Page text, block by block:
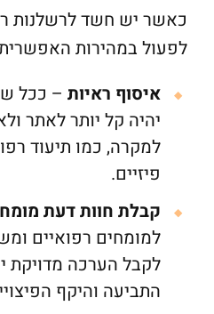
כאשר יש חשד לרשלנות
לפעול במהירות
איסוף ראיות– ככל
יהיה קל יותר לאתר
למקרה, כמו תיעוד
פיזיים.
קבלת חוות דעת
למומחים רפואיים
לקבל הערכה מדויקת
התביעה והיקף